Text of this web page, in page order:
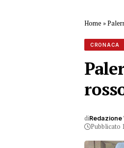
Home »
CRONACA
diRedazione
Pubblicato